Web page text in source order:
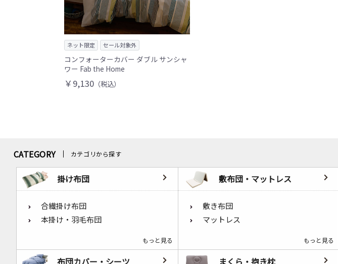
ネット限定 セール対象外
コンフォーターカバー ダブル サンシャ
ワー Fab the Home
￥9,130 （税込）
CATEGORY カテゴリから探す
掛け布団
合繊掛け布団
本掛け・羽毛布団
もっと見る
敷布団・マットレス
敷き布団
マットレス
もっと見る
布団カバー・シーツ まくら・抱き枕